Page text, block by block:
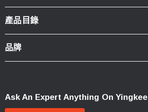
產品目錄
品牌
Ask An Expert Anything On Yingkee